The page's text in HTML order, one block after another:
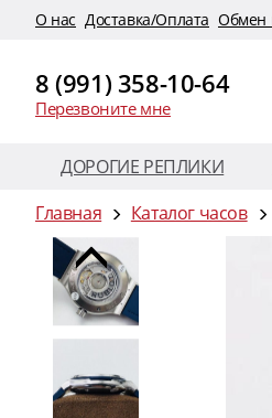
O нас Доставка/Оплата Обмен
8 (991) 358-10-64
Перезвоните мне
ДОРОГИЕ РЕПЛИКИ
Главная
Каталог часов